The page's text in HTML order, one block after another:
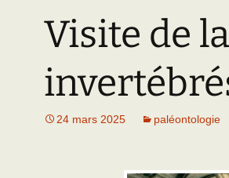
Adhésion
restreint)
Les Travaux de
Paléo
Visite de
24 mars 2025 paléontologie